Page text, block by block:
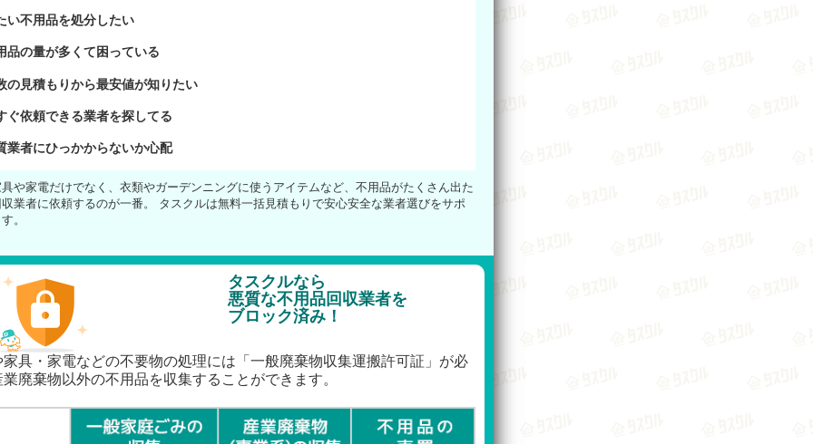
い不用品を処分したい
品の量が多くて困っている
の見積もりから最安値が知りたい
ぐ依頼できる業者を探してる
業者にひっかからないか心配
や家電だけでなく、衣類やガーデンニングに使うアイテムなど、不用品がたくさん出た
業者に依頼するのが一番。 タスクルは無料一括見積もりで安心安全な業者選びをサポ
。
タスクルなら
悪質な不用品回収業者を
ブロック済み！
具・家電などの不要物の処理には「一般廃棄物収集運搬許可証」が必
廃棄物以外の不用品を収集することができます。